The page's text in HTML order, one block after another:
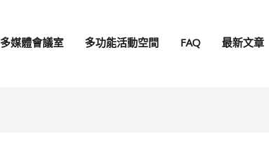
多媒體會議室 多功能活動空間 FAQ 最新文章